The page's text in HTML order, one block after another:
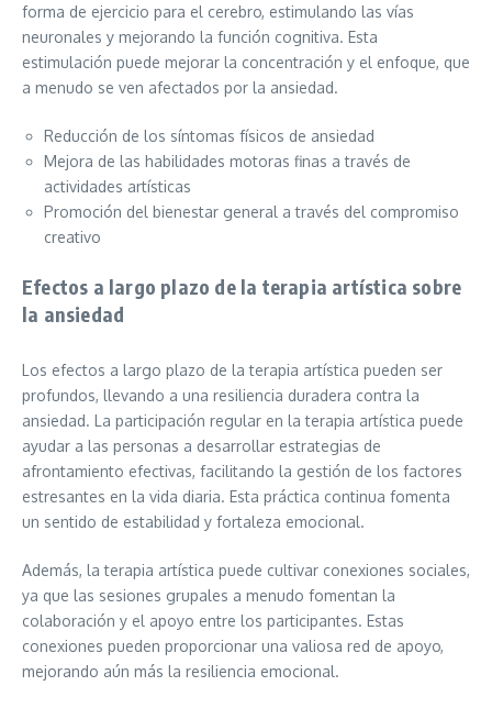
forma de ejercicio para el cerebro, estimulando las vías
neuronales y mejorando la función cognitiva. Esta
estimulación puede mejorar la concentración y el enfoque, que
a menudo se ven afectados por la ansiedad.
Reducción de los síntomas físicos de ansiedad
Mejora de las habilidades motoras finas a través de
actividades artísticas
Promoción del bienestar general a través del compromiso
creativo
Efectos a largo plazo de la terapia artística sobre
la ansiedad
Los efectos a largo plazo de la terapia artística pueden ser
profundos, llevando a una resiliencia duradera contra la
ansiedad. La participación regular en la terapia artística puede
ayudar a las personas a desarrollar estrategias de
afrontamiento efectivas, facilitando la gestión de los factores
estresantes en la vida diaria. Esta práctica continua fomenta
un sentido de estabilidad y fortaleza emocional.
Además, la terapia artística puede cultivar conexiones sociales,
ya que las sesiones grupales a menudo fomentan la
colaboración y el apoyo entre los participantes. Estas
conexiones pueden proporcionar una valiosa red de apoyo,
mejorando aún más la resiliencia emocional.